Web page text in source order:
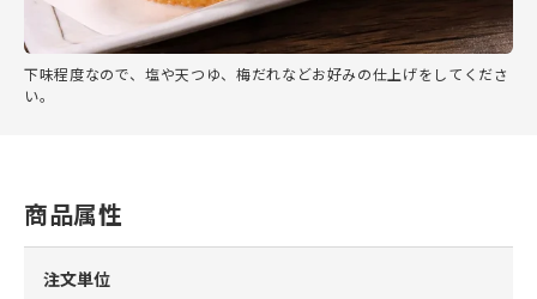
下味程度なので、塩や天つゆ、梅だれなどお好みの仕上げをしてくださ
い。
商品属性
注文単位